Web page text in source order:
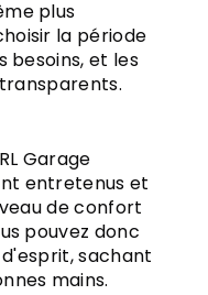
plus
la période
besoins, et les
Garage
entretenus et
de confort
pouvez donc
sachant
mains.